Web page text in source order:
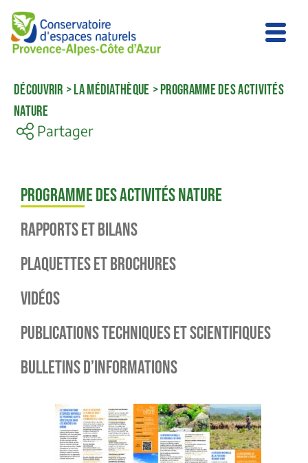
DÉCOUVRIR >LA MÉDIATHÈQUE >PROGRAMME DES ACTIVITÉS
NATURE
Partager
Programme des activités nature
Rapports et bilans
Plaquettes et brochures
Vidéos
Publications techniques et scientifiques
Bulletins d’informations